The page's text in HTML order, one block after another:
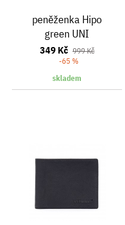
peněženka Hipo
green UNI
349 Kč 999 Kč
-65 %
skladem